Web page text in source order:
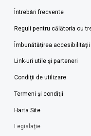
Întrebări frecvente
Reguli pentru călătoria cu
Îmbunătățirea accesibilității
Link-uri utile şi parteneri
Condiţii de utilizare
Termeni şi condiţii
Harta Site
Legislaţie